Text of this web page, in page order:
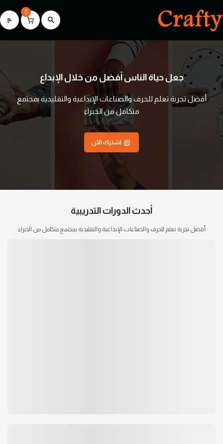
0
جعل حياة الناس أفضل من خلال الإبداع
أفضل تجربة تعلم للحرف والصناعات الإبداعية والتقليدية بمجتمع
متكامل من الخبراء
اشترك الآن
أحدث الدورات التدريبية
أفضل تجربة تعلم للحرف والصناعات الإبداعية والتقليدية بمجتمع متكامل من الخبراء